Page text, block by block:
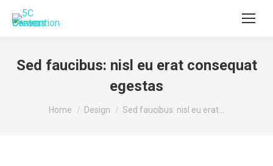
Sed faucibus: nisl eu erat consequat
egestas
You are here:
Home Design Sed faucibus: nisl eu erat…